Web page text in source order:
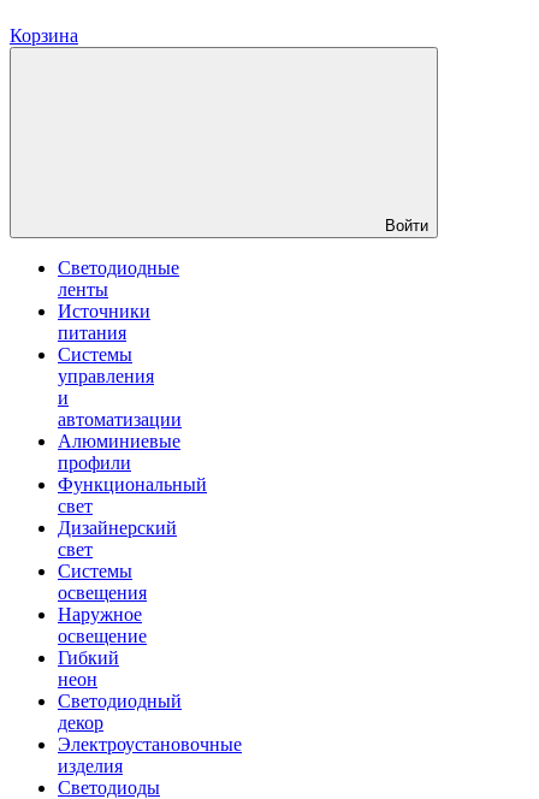
Корзина
Войти
Светодиодные
ленты
Источники
питания
Системы
управления
и
автоматизации
Алюминиевые
профили
Функциональный
свет
Дизайнерский
свет
Системы
освещения
Наружное
освещение
Гибкий
неон
Светодиодный
декор
Электроустановочные
изделия
Светодиоды